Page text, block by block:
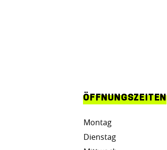
ÖFFNUNGSZEITEN
Montag
Dienstag